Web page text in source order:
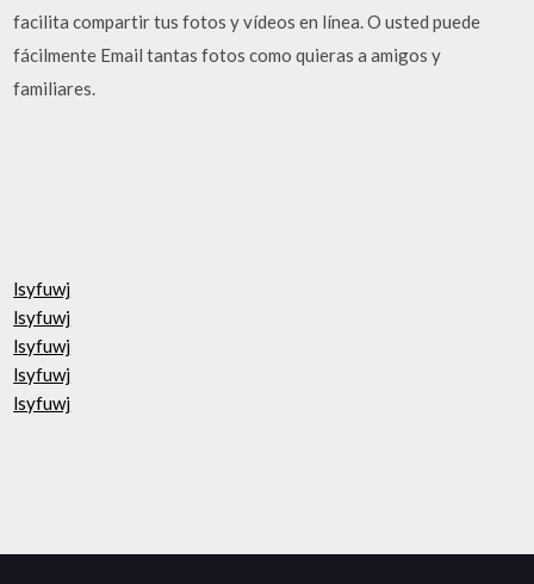
facilita compartir tus fotos y vídeos en línea. O usted puede
fácilmente Email tantas fotos como quieras a amigos y
familiares.
lsyfuwj
lsyfuwj
lsyfuwj
lsyfuwj
lsyfuwj